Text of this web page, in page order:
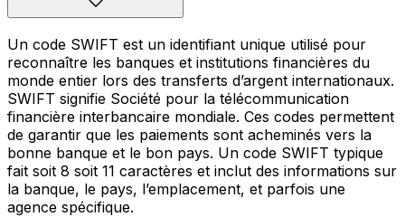
Un code SWIFT est un identifiant unique utilisé pour
reconnaître les banques et institutions financières du
monde entier lors des transferts d’argent internationaux.
SWIFT signifie Société pour la télécommunication
financière interbancaire mondiale. Ces codes permettent
de garantir que les paiements sont acheminés vers la
bonne banque et le bon pays. Un code SWIFT typique
fait soit 8 soit 11 caractères et inclut des informations sur
la banque, le pays, l’emplacement, et parfois une
agence spécifique.